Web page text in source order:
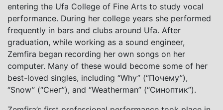
entering the Ufa College of Fine Arts to study vocal
performance. During her college years she performed
frequently in bars and clubs around Ufa. After
graduation, while working as a sound engineer,
Zemfira began recording her own songs on her
computer. Many of these would become some of her
best-loved singles, including “Why” (“Почему”),
“Snow” (“Снег”), and “Weatherman” (“Синоптик”).